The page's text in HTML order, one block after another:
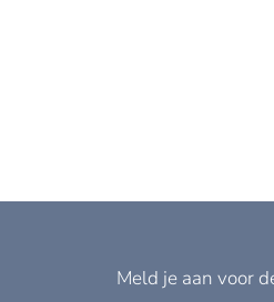
Meld je aan voor